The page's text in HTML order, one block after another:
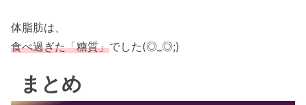
体脂肪は、
食べ過ぎた「糖質」でした(◎_◎;)
まとめ